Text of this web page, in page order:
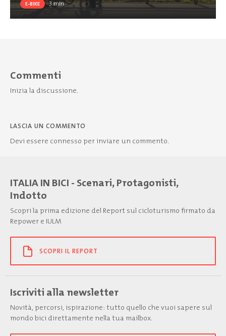
E-BIKE 3min
Commenti
Inizia la discussione.
LASCIA UN COMMENTO
Devi essere connesso per inviare un commento.
ITALIA IN BICI - Scenari, Protagonisti,
Indotto
Scopri la prima edizione del Report sul cicloturismo firmato da
Repower e IULM
SCOPRI IL REPORT
Iscriviti alla newsletter
Novità, percorsi, ispirazione: tutto quello che vuoi sapere sul
mondo bici direttamente nella tua mailbox.